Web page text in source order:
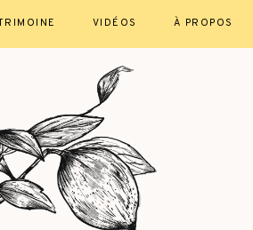
VIDÉOS À PROPOS